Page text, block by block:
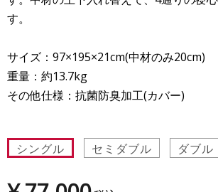
す。
サイズ：97×195×21cm(中材のみ20cm)
重量：約13.7kg
その他仕様：抗菌防臭加工(カバー)
シングル セミダブル ダブル